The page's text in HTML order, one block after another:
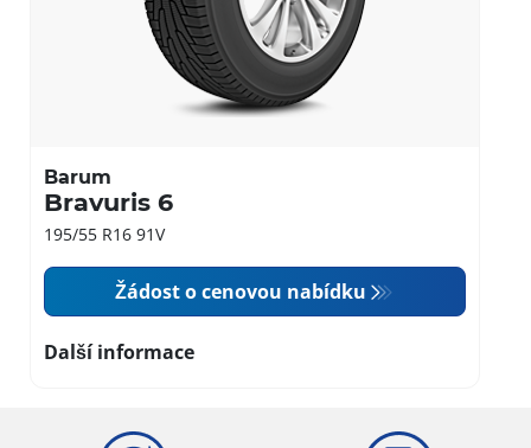
Barum
Bravuris 6
195/55 R16 91V
Žádost o cenovou nabídku
Další informace